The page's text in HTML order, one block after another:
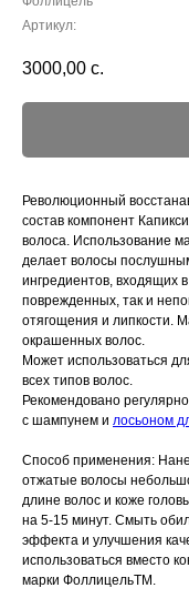
Артикул:
3000,00 с.
Революционный
состав компонент
волоса. Использование
делает волосы
ингредиентов, входящих
поврежденных, так и
отягощения и липкости.
окрашенных волос.
Может использоваться
всех типов волос.
Рекомендовано
с шампунем и лосьоном
Способ применения:
отжатые волосы
длине волос и коже
на 5-15 минут. Смыть
эффекта и улучшения
использоваться вместо
марки ФоллицельТМ.